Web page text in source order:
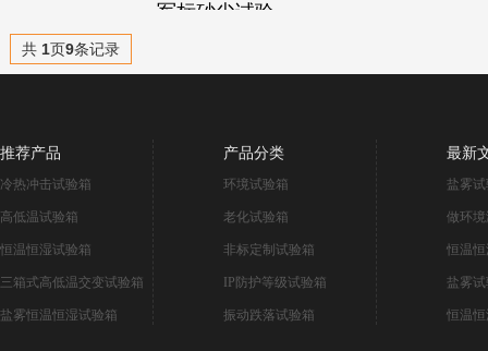
军标砂尘试验
共 1页9条记录
推荐产品
冷热冲击试验箱
高低温试验箱
恒温恒湿试验箱
三箱式高低温交变试验箱
盐雾恒温恒湿试验箱
产品分类
环境试验箱
老化试验箱
非标定制试验箱
IP防护等级试验箱
振动跌落试验箱
最新
盐雾
做环
恒温
盐雾
恒温